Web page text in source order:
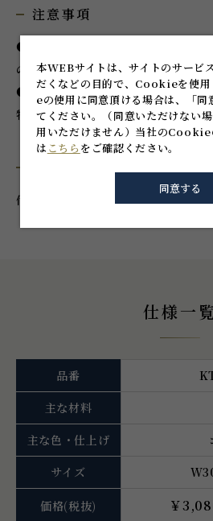
注意事項
●本品は輸入品です。不良があった
のみの対応となります。
●取付相手がセラミックや金属の場
物との間にパッキン等緩衝材をご用
付属ねじ：M4×25
仕様一覧
品番
主な材料
主な色・仕上げ
サイズ
価格(税抜) ￥
本WEBサイトは、サイトのサービ
だくなどの目的で、Cookieを使用
eの使用に同意頂ける場合は、「同
てください。
（同意いただけない
用いただけません） 当社のCookie
は こちら をご確認ください。
同意する